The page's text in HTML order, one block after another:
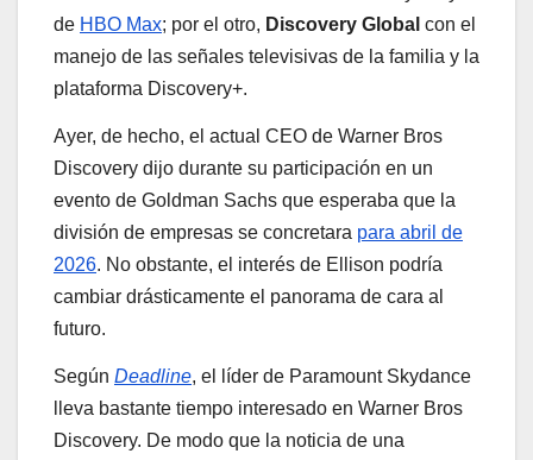
de HBO Max; por el otro, Discovery Global con el
manejo de las señales televisivas de la familia y la
plataforma Discovery+.
Ayer, de hecho, el actual CEO de Warner Bros
Discovery dijo durante su participación en un
evento de Goldman Sachs que esperaba que la
división de empresas se concretara para abril de
2026. No obstante, el interés de Ellison podría
cambiar drásticamente el panorama de cara al
futuro.
Según Deadline, el líder de Paramount Skydance
lleva bastante tiempo interesado en Warner Bros
Discovery. De modo que la noticia de una